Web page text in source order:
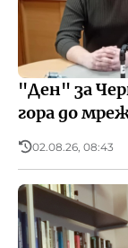
"Ден" за
гора до
02.08.26, 08:43